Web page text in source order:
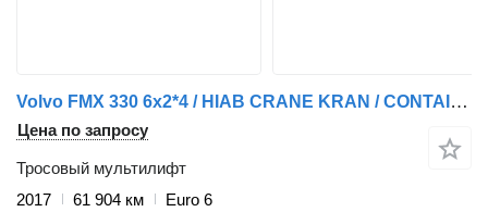
Volvo FMX 330 6x2*4 / HIAB CRANE KRAN / CONTAINER SYSTEM
Цена по запросу
Тросовый мультилифт
2017
61 904 км
Euro 6